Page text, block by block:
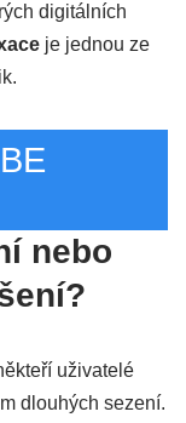
digitálních
je jednou ze
nebo
uživatelé
dlouhých sezení.